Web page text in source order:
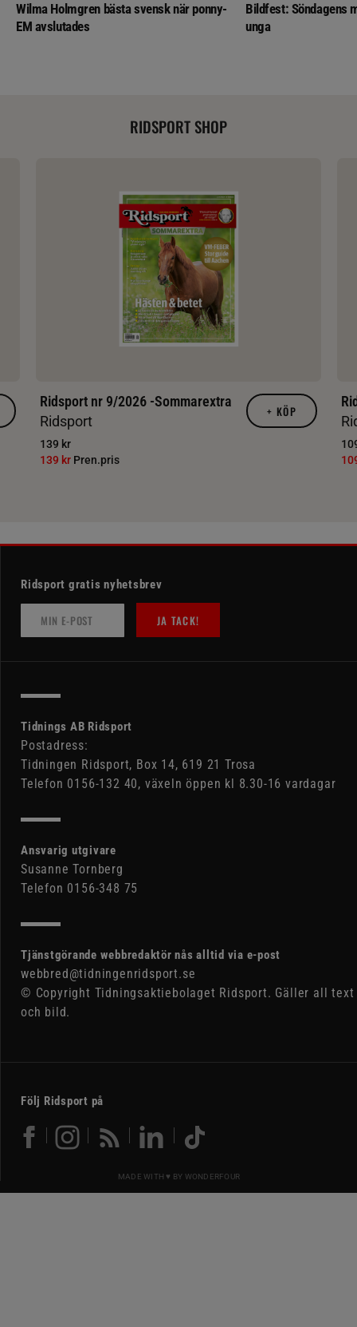
Wilma Holmgren bästa svensk när ponny-
EM avslutades
Bildfest: Söndagens
unga
RIDSPORT SHOP
Ridsport nr 9/2026 -Sommarextra
Ridsport
139 kr
139 kr Pren.pris
+ KÖP
Ridsport gratis nyhetsbrev
JA TACK!
Tidnings AB Ridsport
Postadress:
Tidningen Ridsport, Box 14, 619 21 Trosa
Telefon 0156-132 40, växeln öppen kl 8.30-16 vardagar
Ansvarig utgivare
Susanne Tornberg
Telefon 0156-348 75
Tjänstgörande webbredaktör nås alltid via e-post
webbred@tidningenridsport.se
© Copyright Tidningsaktiebolaget Ridsport. Gäller all text
och bild.
Följ Ridsport på
MADE WITH ♥ BY WONDERFOUR